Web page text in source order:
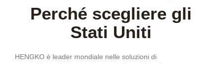
Perché scegliere gli
Stati Uniti
HENGKO è leader mondiale nelle soluzioni di